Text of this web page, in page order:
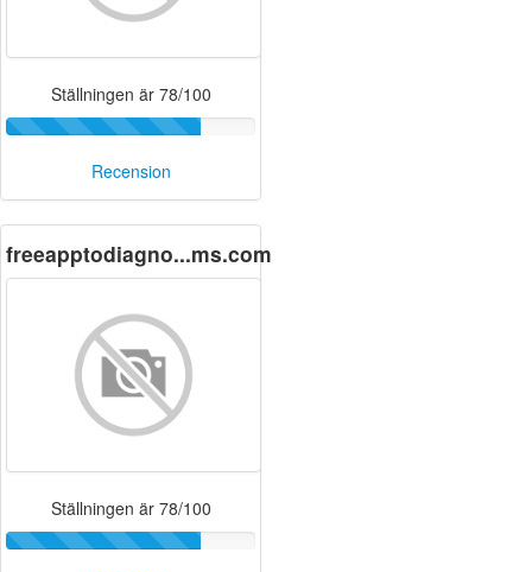
Ställningen är 78/100
Recension
freeapptodiagno...ms.com
Ställningen är 78/100